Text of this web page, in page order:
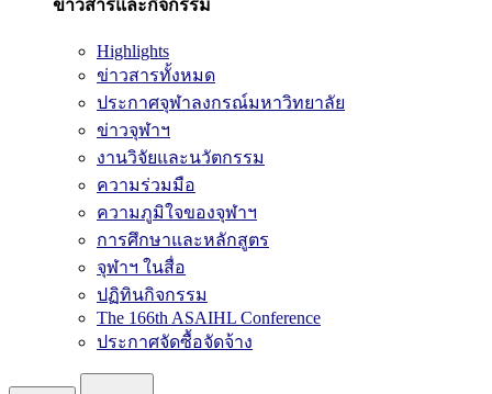
ข่าวสารและกิจกรรม
Highlights
ข่าวสารทั้งหมด
ประกาศจุฬาลงกรณ์มหาวิทยาลัย
ข่าวจุฬาฯ
งานวิจัยและนวัตกรรม
ความร่วมมือ
ความภูมิใจของจุฬาฯ
การศึกษาและหลักสูตร
จุฬาฯ ในสื่อ
ปฏิทินกิจกรรม
The 166th ASAIHL Conference
ประกาศจัดซื้อจัดจ้าง